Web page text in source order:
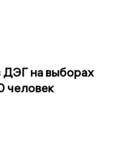
ДЭГ на выборах
человек